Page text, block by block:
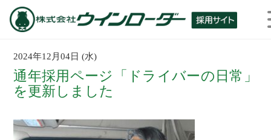
2024年12月04日 (水)
通年採用ページ「ドライバーの日常」
を更新しました